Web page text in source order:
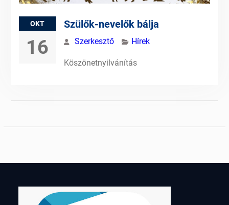
OKT
16
Szülők-nevelők bálja
Szerkesztő Hírek
Köszönetnyilvánítás